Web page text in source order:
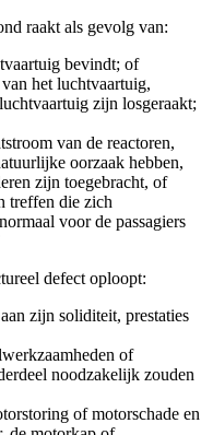
raakt als gevolg van:
bevindt; of
het luchtvaartuig,
zijn losgeraakt;
van de reactoren,
oorzaak hebben,
zijn toegebracht, of
treffen die zich
voor de passagiers
defect oploopt:
zijn soliditeit, prestaties
of
noodzakelijk zouden
of motorschade en